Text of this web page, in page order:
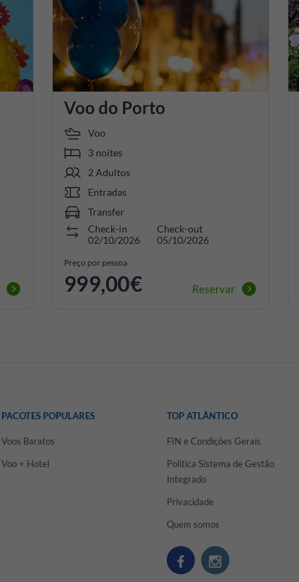
Voo do Porto
Voo
3 noites
2 Adultos
Entradas
Transfer
Check-in
02/10/2026
Check-out
05/10/2026
Preço por pessoa
999,00€ Reservar
PACOTES POPULARES
Voos Baratos
Voo + Hotel
TOP ATLÂNTICO
FIN e Condições Gerais
Politica Sistema de Gestão
Integrado
Privacidade
Quem somos